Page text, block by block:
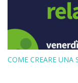
COME CREARE UNA